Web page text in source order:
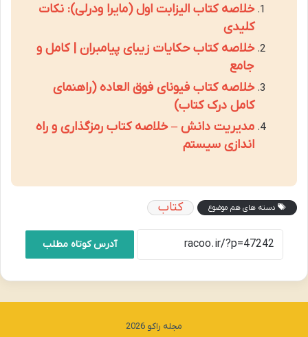
خلاصه کتاب الیزابت اول (مایرا ودرلی): نکات
کلیدی
خلاصه کتاب حکایات زیبای پیامبران | کامل و
جامع
خلاصه کتاب فیونای فوق العاده (راهنمای
کامل درک کتاب)
مدیریت دانش – خلاصه کتاب رمزگذاری و راه
اندازی سیستم
دسته های هم موضوع کتاب
آدرس کوتاه مطلب
مجله راکو 2026